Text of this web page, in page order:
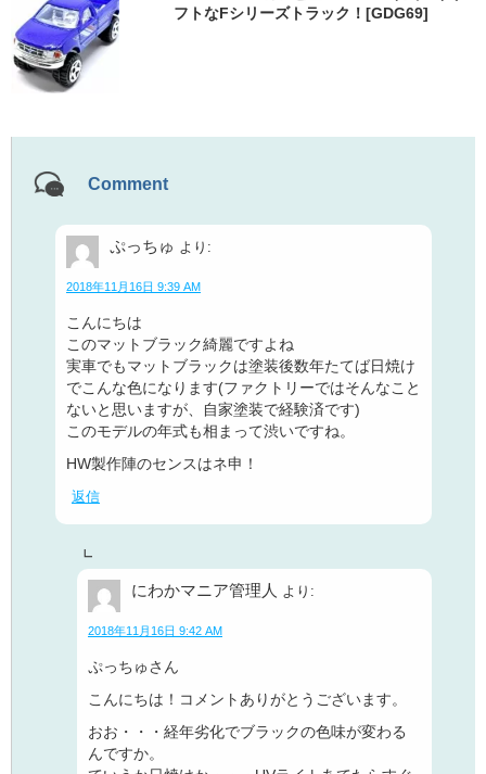
フトなFシリーズトラック！[GDG69]
Comment
ぷっちゅ より:
2018年11月16日 9:39 AM
こんにちは
このマットブラック綺麗ですよね
実車でもマットブラックは塗装後数年たてば日焼け
でこんな色になります(ファクトリーではそんなこと
ないと思いますが、自家塗装で経験済です)
このモデルの年式も相まって渋いですね。
HW製作陣のセンスはネ申！
返信
にわかマニア管理人 より:
2018年11月16日 9:42 AM
ぷっちゅさん
こんにちは！コメントありがとうございます。
おお・・・経年劣化でブラックの色味が変わる
んですか。